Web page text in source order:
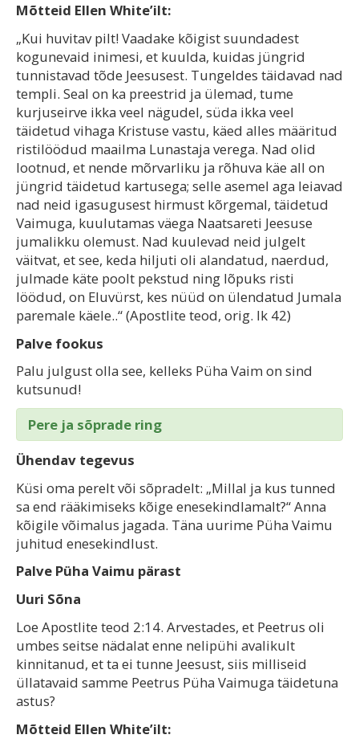
Mõtteid Ellen White’ilt:
„Kui huvitav pilt! Vaadake kõigist suundadest
kogunevaid inimesi, et kuulda, kuidas jüngrid
tunnistavad tõde Jeesusest. Tungeldes täidavad nad
templi. Seal on ka preestrid ja ülemad, tume
kurjuseirve ikka veel nägudel, süda ikka veel
täidetud vihaga Kristuse vastu, käed alles määritud
ristilöödud maailma Lunastaja verega. Nad olid
lootnud, et nende mõrvarliku ja rõhuva käe all on
jüngrid täidetud kartusega; selle asemel aga leiavad
nad neid igasugusest hirmust kõrgemal, täidetud
Vaimuga, kuulutamas väega Naatsareti Jeesuse
jumalikku olemust. Nad kuulevad neid julgelt
väitvat, et see, keda hiljuti oli alandatud, naerdud,
julmade käte poolt pekstud ning lõpuks risti
löödud, on Eluvürst, kes nüüd on ülendatud Jumala
paremale käele..“ (Apostlite teod, orig. lk 42)
Palve fookus
Palu julgust olla see, kelleks Püha Vaim on sind
kutsunud!
Pere ja sõprade ring
Ühendav tegevus
Küsi oma perelt või sõpradelt: „Millal ja kus tunned
sa end rääkimiseks kõige enesekindlamalt?“ Anna
kõigile võimalus jagada. Täna uurime Püha Vaimu
juhitud enesekindlust.
Palve Püha Vaimu pärast
Uuri Sõna
Loe Apostlite teod 2:14. Arvestades, et Peetrus oli
umbes seitse nädalat enne nelipühi avalikult
kinnitanud, et ta ei tunne Jeesust, siis milliseid
üllatavaid samme Peetrus Püha Vaimuga täidetuna
astus?
Mõtteid Ellen White’ilt: